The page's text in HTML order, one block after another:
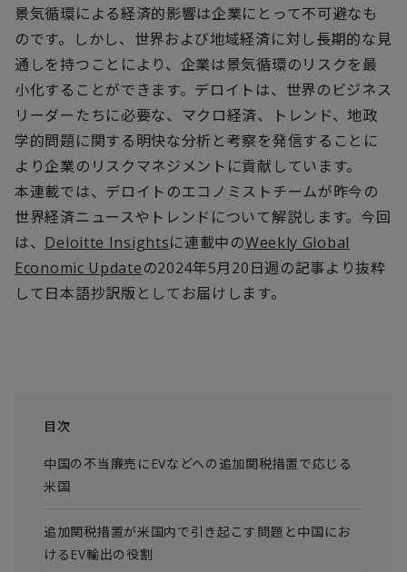
景気循環による経済的影響は企業にとって不可避なも
のです。しかし、世界および地域経済に対し長期的な見
通しを持つことにより、企業は景気循環のリスクを最
小化することができます。デロイトは、世界のビジネス
リーダーたちに必要な、マクロ経済、トレンド、地政
学的問題に関する明快な分析と考察を発信することに
より企業のリスクマネジメントに貢献しています。
本連載では、デロイトのエコノミストチームが昨今の
世界経済ニュースやトレンドについて解説します。今回
は、 Deloitte Insightsに連載中のWeekly Global
Economic Updateの2024年5月20日週の記事より抜粋
して日本語抄訳版としてお届けします。
目次
中国の不当廉売にEVなどへの追加関税措置で応じる
米国
追加関税措置が米国内で引き起こす問題と中国にお
けるEV輸出の役割